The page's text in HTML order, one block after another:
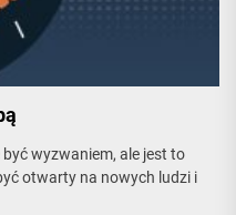
wyzwaniem, ale jest to
otwarty na nowych ludzi i